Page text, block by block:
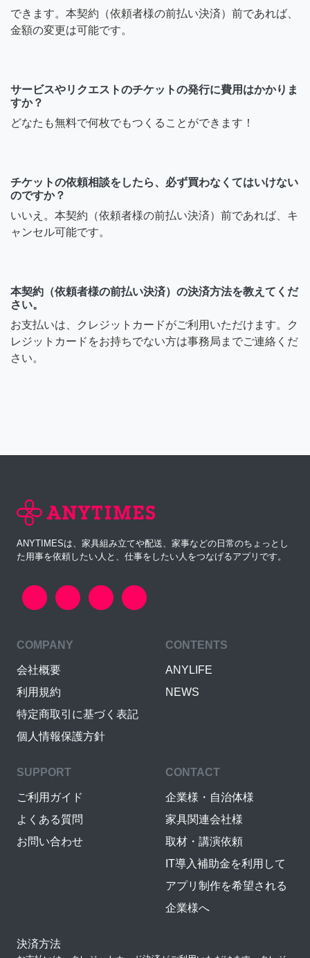
できます。本契約（依頼者様の前払い決済）前であれば、
金額の変更は可能です。
サービスやリクエストのチケットの発行に費用はかかりま
すか？
どなたも無料で何枚でもつくることができます！
チケットの依頼相談をしたら、必ず買わなくてはいけない
のですか？
いいえ。本契約（依頼者様の前払い決済）前であれば、キ
ャンセル可能です。
本契約（依頼者様の前払い決済）の決済方法を教えてくだ
さい。
お支払いは、クレジットカードがご利用いただけます。ク
レジットカードをお持ちでない方は事務局までご連絡くだ
さい。
ANYTIMESは、家具組み立てや配送、家事などの日常のちょっとし
た用事を依頼したい人と、仕事をしたい人をつなげるアプリです。
COMPANY
会社概要
利用規約
特定商取引に基づく表記
個人情報保護方針
CONTENTS
ANYLIFE
NEWS
SUPPORT
ご利用ガイド
よくある質問
お問い合わせ
CONTACT
企業様・自治体様
家具関連会社様
取材・講演依頼
IT導入補助金を利用して
アプリ制作を希望される
企業様へ
決済方法